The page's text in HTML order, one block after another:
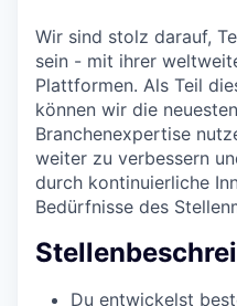
Wir sind stolz darauf,
sein - mit ihrer
Plattformen. Als Teil
können wir die
Branchenexpertise
weiter zu verbessern
durch kontinuierliche
Bedürfnisse des
Du entwickelst